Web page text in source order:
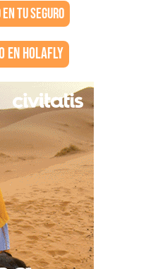
TU SEGURO
EN HOLAFLY